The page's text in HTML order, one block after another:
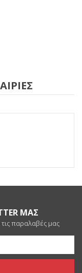
ΜΑΣ
παραλαβές μας